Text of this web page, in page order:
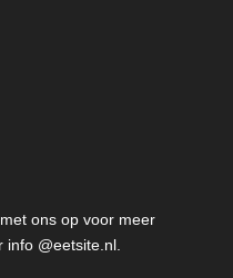
ons op voor meer
info @eetsite.nl.